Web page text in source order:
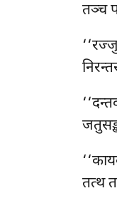
तञ्च
तत्थ